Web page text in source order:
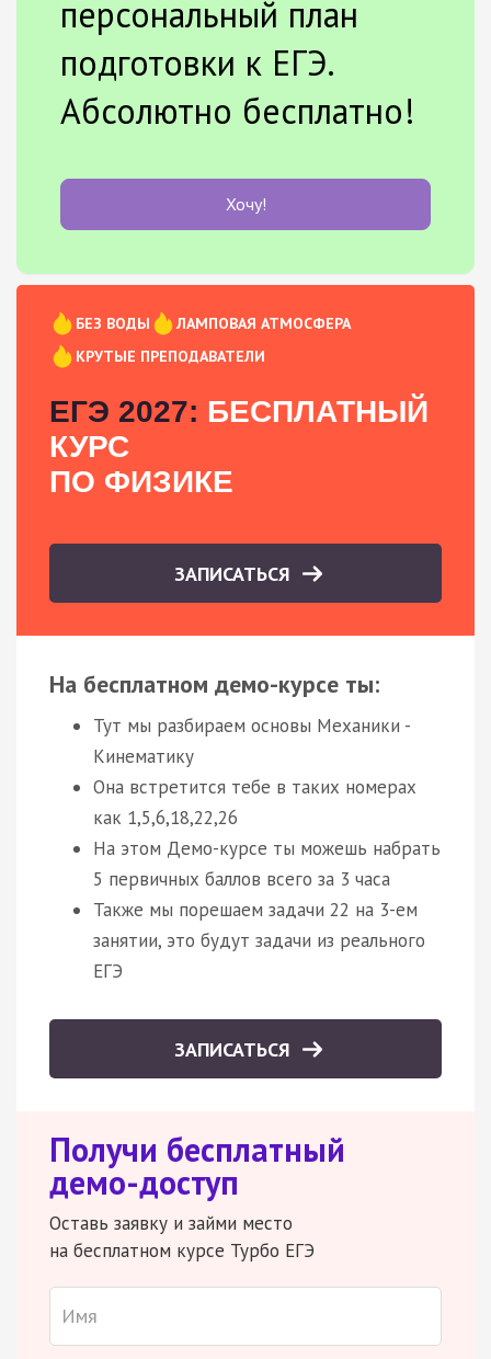
персональный план
подготовки к ЕГЭ.
Абсолютно бесплатно!
Хочу!
БЕЗ ВОДЫ
ЛАМПОВАЯ АТМОСФЕРА
КРУТЫЕ ПРЕПОДАВАТЕЛИ
ЕГЭ 2027: БЕСПЛАТНЫЙ
КУРС
ПО ФИЗИКЕ
ЗАПИСАТЬСЯ
На бесплатном демо-курсе ты:
Тут мы разбираем основы Механики -
Кинематику
Она встретится тебе в таких номерах
как 1,5,6,18,22,26
На этом Демо-курсе ты можешь набрать
5 первичных баллов всего за 3 часа
Также мы порешаем задачи 22 на 3-ем
занятии, это будут задачи из реального
ЕГЭ
ЗАПИСАТЬСЯ
Получи бесплатный
демо-доступ
Оставь заявку и займи место
на бесплатном курсе Турбо ЕГЭ